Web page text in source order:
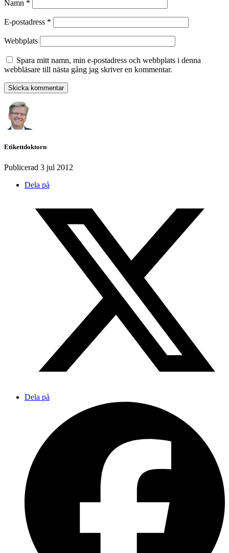
Namn *
E-postadress *
Webbplats
Spara mitt namn, min e-postadress och webbplats i denna
webbläsare till nästa gång jag skriver en kommentar.
Etikettdoktorn
Publicerad 3 jul 2012
Dela på
Dela på